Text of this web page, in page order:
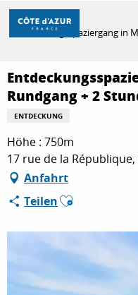
Aller
contenu
ENTDECKEN
ZU TUN
AUFENTHALT
Startseite
Entdeckungsspaziergang in
Rundgang + 2
ENTDECKUNG
Höhe : 750m
17 rue de la
Anfahrt
TeilenAjouter aux